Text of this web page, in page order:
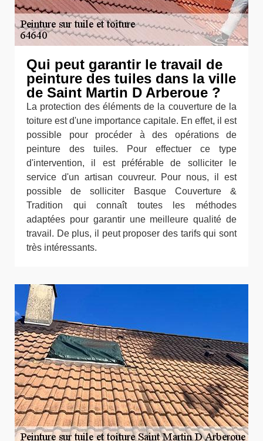
Qui peut garantir le travail de
peinture des tuiles dans la ville
de Saint Martin D Arberoue ?
La protection des éléments de la couverture de la
toiture est d'une importance capitale. En effet, il est
possible pour procéder à des opérations de
peinture des tuiles. Pour effectuer ce type
d'intervention, il est préférable de solliciter le
service d'un artisan couvreur. Pour nous, il est
possible de solliciter Basque Couverture &
Tradition qui connaît toutes les méthodes
adaptées pour garantir une meilleure qualité de
travail. De plus, il peut proposer des tarifs qui sont
très intéressants.